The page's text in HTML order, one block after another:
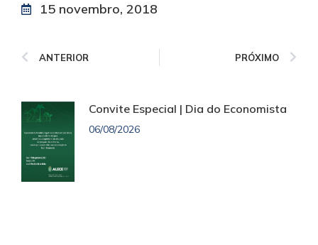
15 novembro, 2018
ANTERIOR PRÓXIMO
Convite Especial | Dia do Economista
06/08/2026